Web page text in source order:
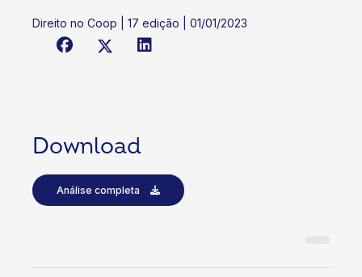
Direito no Coop | 17 edição | 01/01/2023
Download
Análise completa